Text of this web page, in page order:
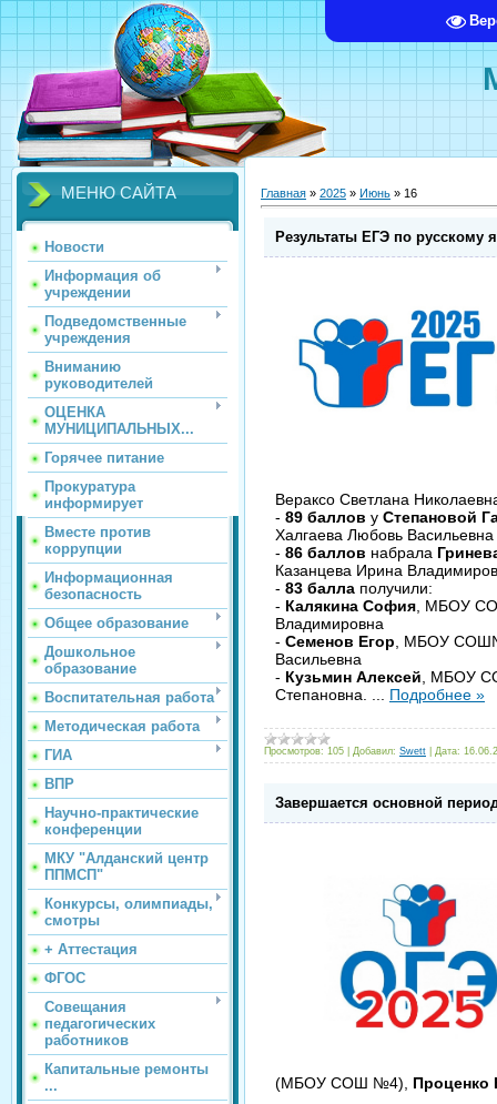
МЕНЮ САЙТА
Новости
Информация об
учреждении
Подведомственные
учреждения
Вниманию
руководителей
ОЦЕНКА
МУНИЦИПАЛЬНЫХ...
Горячее питание
Прокуратура
информирует
Вместе против
коррупции
Информационная
безопасность
Общее образование
Дошкольное
образование
Воспитательная работа
Методическая работа
ГИА
ВПР
Научно-практические
конференции
МКУ "Алданский центр
ППМСП"
Конкурсы, олимпиады,
смотры
+ Аттестация
ФГОС
Совещания
педагогических
работников
Капитальные ремонты
...
Главная » 2025 » Июнь » 16
Результаты ЕГЭ по русскому
Вераксо Светлана
- 89 баллов у Степановой
Халгаева Любовь Васильевна
- 86 баллов набрала
Казанцева Ирина
- 83 балла получили:
- Калякина София , МБОУ
Владимировна
- Семенов Егор , МБОУ
Васильевна
- Кузьмин Алексей , МБОУ
Степановна.
Подробнее »
Просмотров: 105 Добавил: Swett Дата:
Завершается основной
(МБОУ СОШ №4), Проценко